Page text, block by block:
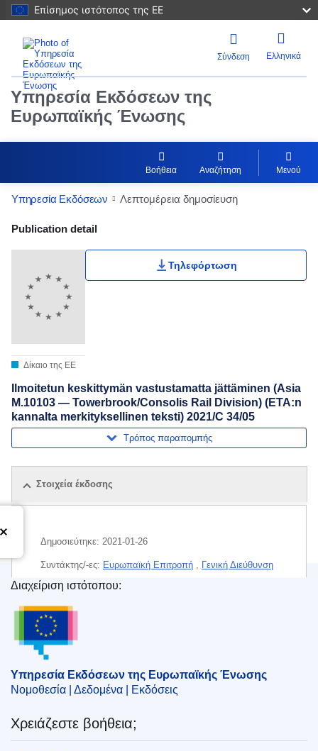
Επίσημος ιστότοπος της ΕΕ
Σύνδεση Ελληνικά
Υπηρεσία Εκδόσεων της
Ευρωπαϊκής Ένωσης
Βοήθεια Αναζήτηση Μενού
Υπηρεσία Εκδόσεων Λεπτομέρεια δημοσίευση
Publication Detail Actions Portlet
Publication detail
Δίκαιο της ΕΕ
Τηλεφόρτωση
Ilmoitetun keskittymän vastustamatta jättäminen (Asia
M.10103 — Towerbrook/Consolis Rail Division) (ETA:n
kannalta merkityksellinen teksti) 2021/C 34/05
Τρόπος παραπομπής
Στοιχεία έκδοσης
Δημοσιεύτηκε: 2021-01-26
Συντάκτης/-ες: Ευρωπαϊκή Επιτροπή , Γενική Διεύθυνση
Ανταγωνισμού(Ευρωπαϊκή Επιτροπή
Θέμα:έλεγχος των συγκεντρώσεων
επενδύσεων
συγκέντρωση
CELEX : 52021M10103(01)
OJ : JOC_2021_034_R_0005
Υπηρεσία Εκδόσεων της Ευρωπαϊκής Ένωσης
Διαχείριση ιστότοπου:
Υπηρεσία Εκδόσεων της Ευρωπαϊκής Ένωσης
Νομοθεσία | Δεδομένα | Εκδόσεις
Χρειάζεστε βοήθεια;